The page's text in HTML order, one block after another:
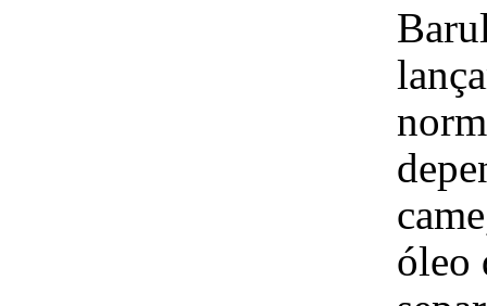
óleo